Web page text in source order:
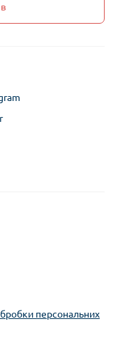
персональних